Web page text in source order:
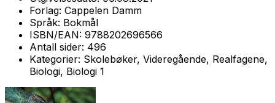
Forlag: Cappelen Damm
Språk: Bokmål
ISBN/EAN: 9788202696566
Antall sider: 496
Kategorier: Skolebøker, Videregående, Realfagene,
Biologi, Biologi 1